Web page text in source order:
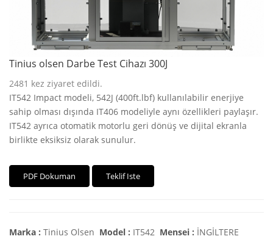
Tinius olsen Darbe Test Cihazı 300J
2481 kez ziyaret edildi.
IT542 Impact modeli, 542J (400ft.lbf) kullanılabilir enerjiye
sahip olması dışında IT406 modeliyle aynı özellikleri paylaşır.
IT542 ayrıca otomatik motorlu geri dönüş ve dijital ekranla
birlikte eksiksiz olarak sunulur.
PDF Dokuman Teklif Iste
Marka : Tinius Olsen Model : IT542 Mensei : İNGİLTERE